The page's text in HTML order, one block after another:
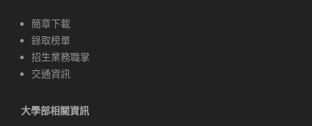
簡章下載
錄取榜單
招生業務職掌
交通資訊
大學部相關資訊